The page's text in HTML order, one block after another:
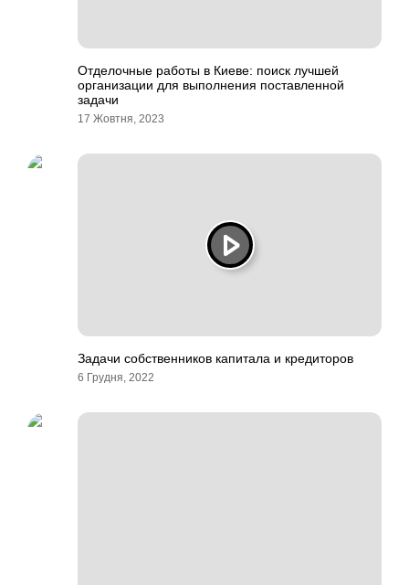
Отделочные работы в Киеве: поиск лучшей
организации для выполнения поставленной
задачи
17 Жовтня, 2023
Задачи собственников капитала и кредиторов
6 Грудня, 2022